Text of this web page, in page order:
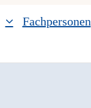
Fachpersonen